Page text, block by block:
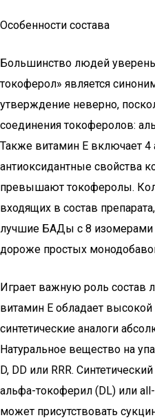
Особенности состава
Большинство людей
токоферол» является
утверждение неверно,
соединения токоферолов:
Также витамин E включает 4
антиоксидантные свойства
превышают токоферолы.
входящих в состав
лучшие БАДы с 8 изомерами
дороже простых
Играет важную роль состав
витамин E обладает
синтетические аналоги
Натуральное вещество на
D, DD или RRR.
альфа-токоферил (DL) или
может присутствовать